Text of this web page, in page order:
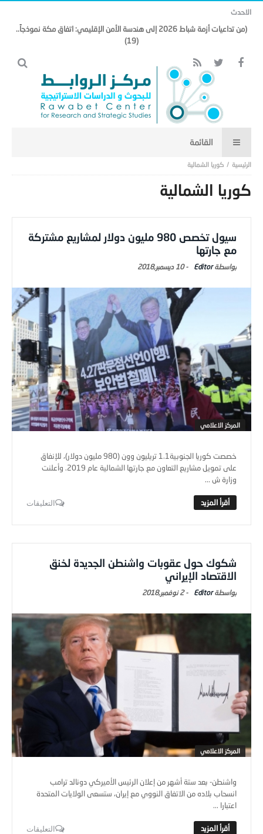
الاحدث
(من تداعيات أزمة شباط 2026 إلى هندسة الأمن الإقليمي: اتفاق مكة نموذجاً..
(19)
‏كوريا الشمالية‬
‏كوريا الشمالية‬
سيول تخصص 980 مليون دولار لمشاريع مشتركة
مع جارتها
Editor
-10 ديسمبر,2018
المركز الاعلامي
خصصت كوريا الجنوبية1.1 تريليون وون (980 مليون دولار)، للإنفاق
على تمويل مشاريع التعاون مع جارتها الشمالية عام 2019. وأعلنت
وزارة ش ...
التعليقات
شكوك حول عقوبات واشنطن الجديدة لخنق
الاقتصاد الإيراني
Editor
-2 نوفمبر,2018
المركز الاعلامي
واشنطن- بعد ستة أشهر من إعلان الرئيس الأميركي دونالد ترامب
انسحاب بلاده من الاتفاق النووي مع إيران، ستسعى الولايات المتحدة
اعتبارا ...
التعليقات